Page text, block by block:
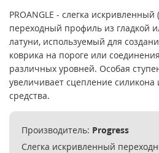
PROANGLE - слегка искривленный
переходный профиль из гладкой
латуни, используемый для
коврика на пороге или
различных уровней. Особая
увеличивает сцепление силикона
средства.
Производитель: Progress
Cлегка искривленный